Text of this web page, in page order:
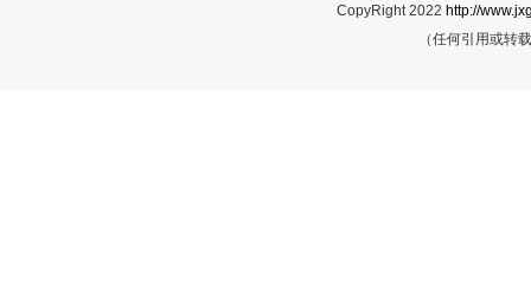
CopyRight 2022 http://
（任何引用或转